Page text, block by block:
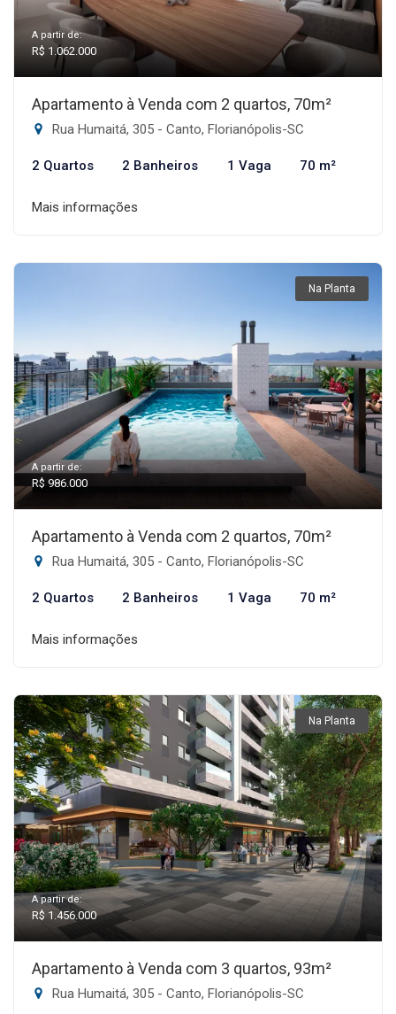
A partir de:
R$ 1.062.000
Apartamento à Venda com 2 quartos, 70m²
Rua Humaitá, 305 - Canto, Florianópolis-SC
2 Quartos 2 Banheiros 1 Vaga 70 m²
Mais informações
Na Planta
A partir de:
R$ 986.000
Apartamento à Venda com 2 quartos, 70m²
Rua Humaitá, 305 - Canto, Florianópolis-SC
2 Quartos 2 Banheiros 1 Vaga 70 m²
Mais informações
Na Planta
A partir de:
R$ 1.456.000
Apartamento à Venda com 3 quartos, 93m²
Rua Humaitá, 305 - Canto, Florianópolis-SC